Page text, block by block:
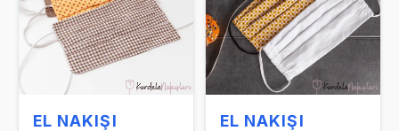
EL NAKIŞI
EL NAKIŞI